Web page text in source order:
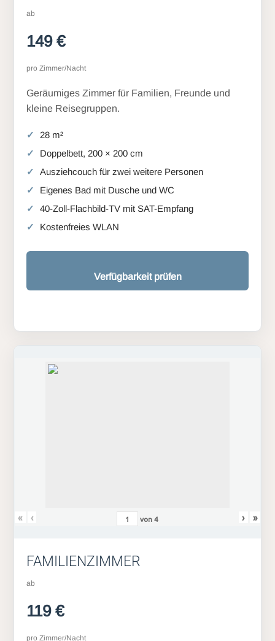
ab
149 €
pro Zimmer/Nacht
Geräumiges Zimmer für Familien, Freunde und
kleine Reisegruppen.
28 m²
Doppelbett, 200 × 200 cm
Ausziehcouch für zwei weitere Personen
Eigenes Bad mit Dusche und WC
40-Zoll-Flachbild-TV mit SAT-Empfang
Kostenfreies WLAN
Verfügbarkeit prüfen
« ‹ von4 › »
FAMILIENZIMMER
ab
119 €
pro Zimmer/Nacht